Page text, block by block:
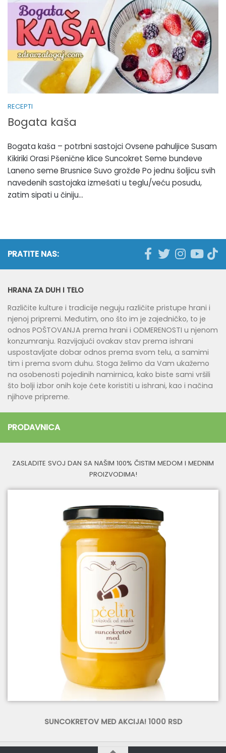
RECEPTI
Bogata kaša
Bogata kaša – potrbni sastojci Ovsene pahuljice Susam
Kikiriki Orasi Pšenične klice Suncokret Seme bundeve
Laneno seme Brusnice Suvo grožđe Po jednu šoljicu svih
navedenih sastojaka izmešati u teglu/veću posudu,
zatim sipati u činiju...
PRATITE NAS:
HRANA ZA DUH I TELO
Različite kulture i tradicije neguju različite pristupe hrani i
njenoj pripremi. Međutim, ono što im je zajedničko, to je
odnos POŠTOVANJA prema hrani i ODMERENOSTI u njenom
konzumranju. Razvijajući ovakav stav prema ishrani
uspostavljate dobar odnos prema svom telu, a samimi
tim i prema svom duhu. Stoga želimo da Vam ukažemo
na osobenosti pojedinih namirnica, kako biste sami vršili
što bolji izbor onih koje ćete koristiti u ishrani, kao i načina
njihove pripreme.
PRODAVNICA
ZASLADITE SVOJ DAN SA NAŠIM 100% ČISTIM MEDOM I MEDNIM
PROIZVODIMA!
SUNCOKRETOV MED AKCIJA! 1000 RSD